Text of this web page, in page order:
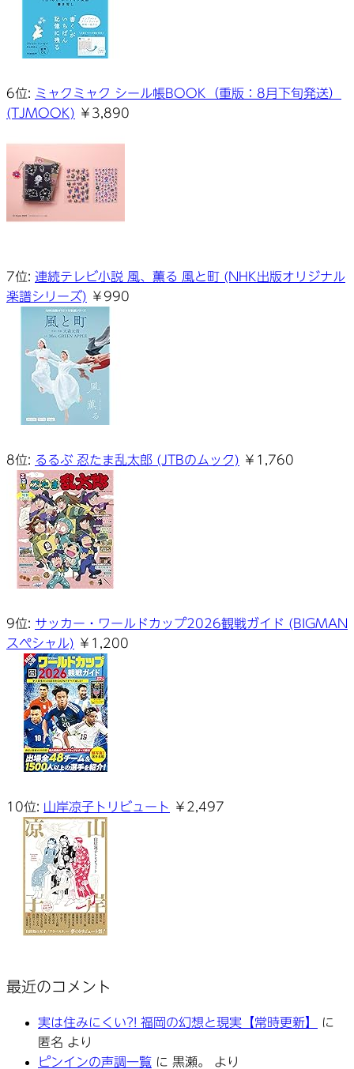
6位: ミャクミャク シール帳BOOK（重版：8月下旬発送）
(TJMOOK) ￥3,890
7位: 連続テレビ小説 風、薫る 風と町 (NHK出版オリジナル
楽譜シリーズ) ￥990
8位: るるぶ 忍たま乱太郎 (JTBのムック) ￥1,760
9位: サッカー・ワールドカップ2026観戦ガイド (BIGMAN
スペシャル) ￥1,200
10位: 山岸凉子トリビュート ￥2,497
最近のコメント
実は住みにくい?! 福岡の幻想と現実【常時更新】
に
匿名 より
ピンインの声調一覧 に 黒瀬。
より